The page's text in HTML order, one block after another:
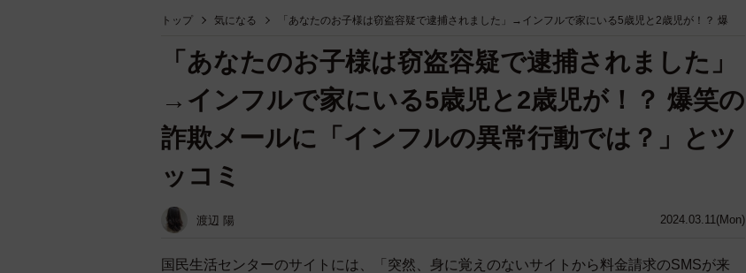
トップ 気になる 「あなたのお子様は窃盗容疑で逮捕されました」→インフルで家にいる5歳児と2歳児が！？ 爆
2024.03.11(Mon)
「あなたのお子様は窃盗容疑で逮捕されました」
→インフルで家にいる5歳児と2歳児が！？ 爆笑の
詐欺メールに「インフルの異常行動では？」とツ
ッコミ
渡辺 陽
国民生活センターのサイトには、「突然、身に覚えのないサイトから料金請求のSMSが来